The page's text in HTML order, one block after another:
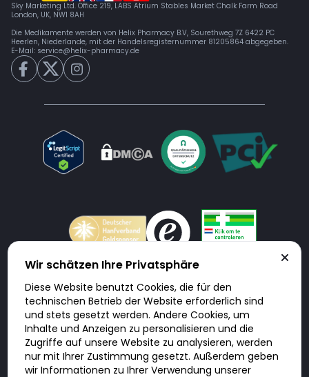
Sky Marketing Ltd. Office 219, LABS Atrium Stables Market Chalk Farm Road
London, UK, NW1 8AH
Die Medikamente werden von Helix Pharmacy B.V, Sourethweg 7Z 6422 PC
Heerlen, Niederlande, mit der Handelsregisternummer 81205864 abgegeben.
E-Mail: service@helix-pharmacy.de
Doktorabc.com ist eine Vermittlungsplattform. Doktorabc ist ausdrücklich
keine Internetapotheke. Doktorabc bietet keine Medikamente oder
sonstige Produkte an oder liefert diese. Jegliche Informationen zu
Produkten, Medikamenten und Preisen auf der Internetseite beinhalten
kein Angebot von Doktorabc an Sie. Für die Einhaltung der in Ihrem Land
geltenden Gesetze und sonstigen Rechtsvorschriften sind Sie als Nutzer
selbst verantwortlich. Die Nutzung unseres Services auf Doktorabc durch
Sie erfolgt auf eigenes Risiko und in eigener Verantwortung. Sie erklären,
diese Internetseite aus eigener Initiative zu besuchen und zu nutzen.
Wir schätzen Ihre Privatsphäre
Diese Website benutzt Cookies, die für den
technischen Betrieb der Website erforderlich sind
und stets gesetzt werden. Andere Cookies, um
Inhalte und Anzeigen zu personalisieren und die
Zugriffe auf unsere Website zu analysieren, werden
nur mit Ihrer Zustimmung gesetzt. Außerdem geben
wir Informationen zu Ihrer Verwendung unserer